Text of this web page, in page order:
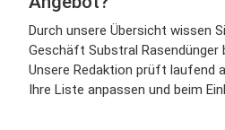
Durch unsere Übersicht wissen
Geschäft Substral Rasendünger
Unsere Redaktion prüft laufend
Ihre Liste anpassen und beim